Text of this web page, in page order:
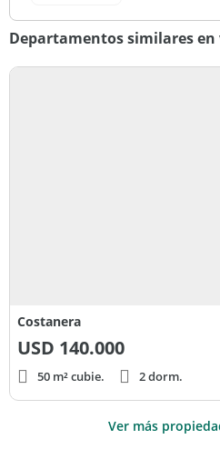
Departamentos similares en
Costanera
USD 140.000
50 m² cubie. 2 dorm.
Ver más